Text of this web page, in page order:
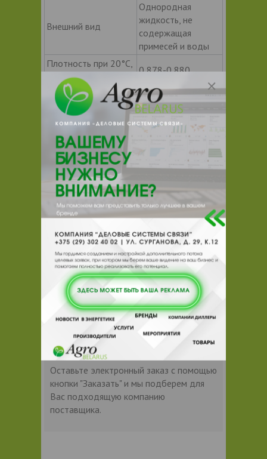
Внешний вид
Однородная
жидкость, не
содержащая
примесей и воды
Плотность при 20°С,
г/cм3 , в пределах
0,878-0,880
Температура
кристаллизации, °С,
не ниже
— 25.5
Соответствует
содержанию
основного вещества,
%, не менее
99,2
Подходит для:
растворения мастик
обезжиривания поверхностей
Допустимые фасовки:10л, 5л, 1л, 0.5л.
Фасовки: 1л, 0.5л отпускаются кратно
коробки. Количество в коробке уточняйте
у менеджера.
Контакты продавца
Оставьте электронный заказ с помощью
кнопки "Заказать" и мы подберем для
Вас подходящую компанию
поставщика.